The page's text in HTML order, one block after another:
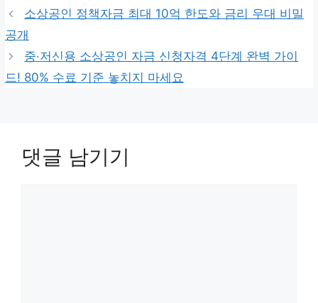
테
리
소상공인 정책자금 최대 10억 한도와 금리 우대 비밀
공개
중‧저신용 소상공인 자금 신청자격 4단계 완벽 가이
드! 80% 수료 기준 놓치지 마세요
댓글 남기기